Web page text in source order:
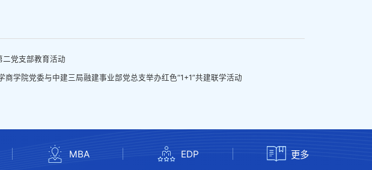
党支部教育活动
学院党委与中建三局融建事业部党总支举办红色“1+1”共建联学活动
MBA EDP 更多